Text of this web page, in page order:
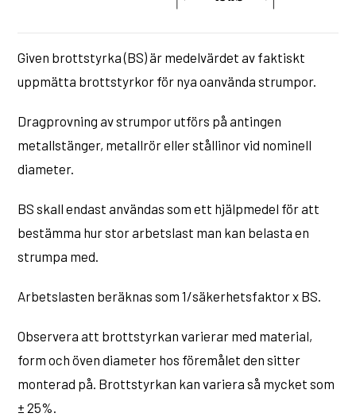
Given brottstyrka (BS) är medelvärdet av faktiskt
uppmätta brottstyrkor för nya oanvända strumpor.
Dragprovning av strumpor utförs på antingen
metallstänger, metallrör eller stållinor vid nominell
diameter.
BS skall endast användas som ett hjälpmedel för att
bestämma hur stor arbetslast man kan belasta en
strumpa med.
Arbetslasten beräknas som 1/säkerhetsfaktor x BS.
Observera att brottstyrkan varierar med material,
form och öven diameter hos föremålet den sitter
monterad på. Brottstyrkan kan variera så mycket som
± 25%.